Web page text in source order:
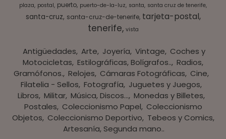
plaza postal puerto puerto-de-la-luz santa santa cruz de tenerife
santa-cruz santa-cruz-de-tenerife tarjeta-postal
tenerife vista
Antigüedades Arte Joyería Vintage Coches y
Motocicletas Estilográficas, Bolígrafos.. Radios,
Gramófonos. Relojes Cámaras Fotográficas Cine
Filatelia - Sellos Fotografía Juguetes y Juegos
Libros Militar Música, Discos... Monedas y Billetes
Postales Coleccionismo Papel Coleccionismo
Objetos Coleccionismo Deportivo Tebeos y Comics
Artesanía, Segunda mano..